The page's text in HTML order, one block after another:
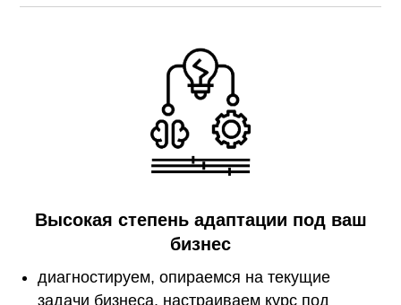
Высокая степень адаптации под ваш
бизнес
диагностируем, опираемся на текущие
задачи бизнеса, настраиваем курс под